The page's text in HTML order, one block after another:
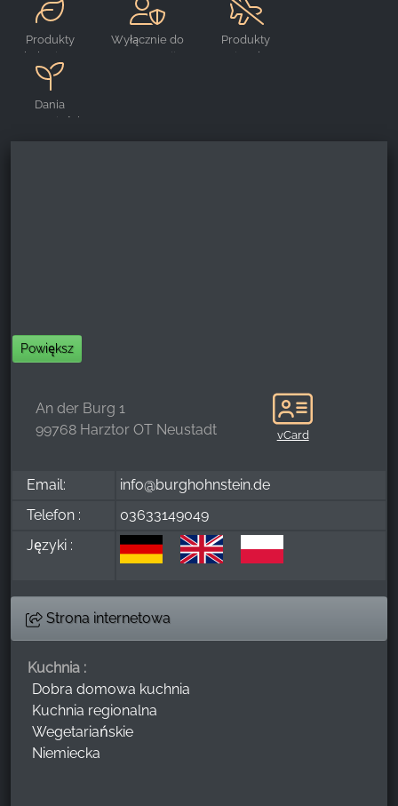
Produkty
ekologiczne
Wyłącznie do
rezerwacji
Produkty
regionalne
Dania
Powiększ
An der Burg 1
99768 Harztor OT Neustadt
vCard
Email:
info@burghohnstein.de
Telefon :
03633149049
Języki :
Strona internetowa
Kuchnia :
Dobra domowa kuchnia
Kuchnia regionalna
Wegetariańskie
Niemiecka
z naszej witryny.
Google Analytics
Provider: